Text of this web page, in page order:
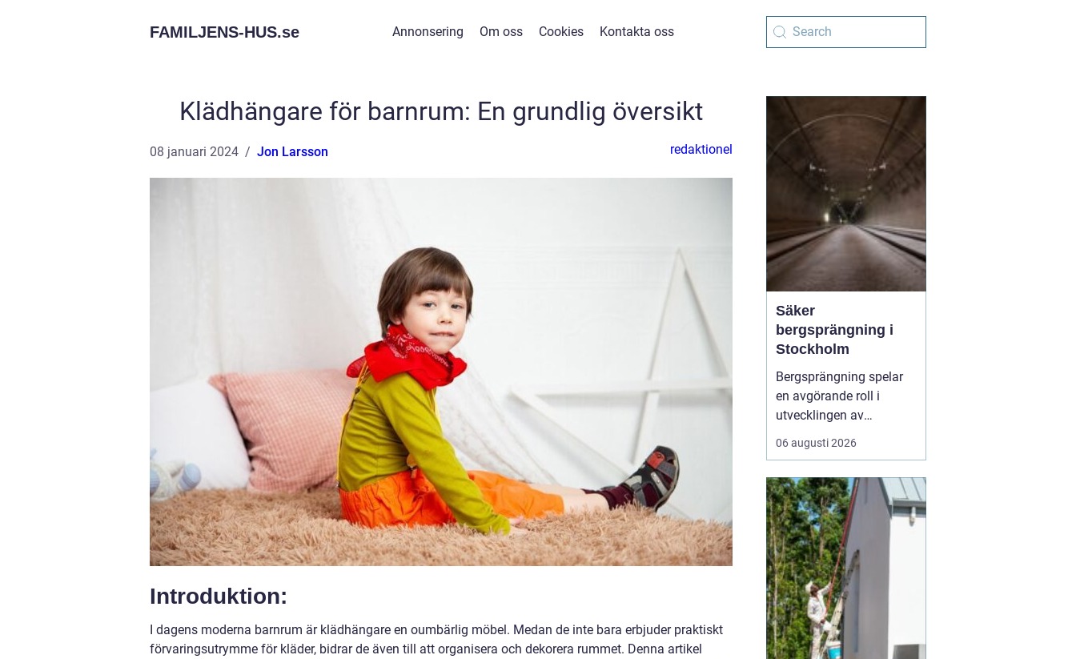
FAMILJENS-HUS.se Annonsering Om oss Cookies Kontakta oss
Klädhängare för barnrum: En grundlig översikt
08 januari 2024 Jon Larsson redaktionel
Introduktion:
I dagens moderna barnrum är klädhängare en oumbärlig möbel. Medan de inte bara erbjuder praktiskt
förvaringsutrymme för kläder, bidrar de även till att organisera och dekorera rummet. Denna artikel
Säker
bergsprängning i
Stockholm
Bergsprängning spelar
en avgörande roll i
utvecklingen av
moderna städer och
infrastruktur, särskilt i en
Stockholm. Genom en
kombination av teknisk
skicklighet och precision
skapas utrymme för nya
byggnad...
06 augusti 2026